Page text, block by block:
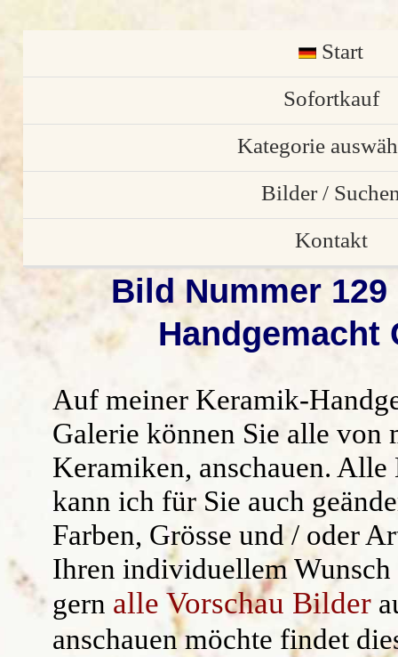
Start
English
Sofortkauf
Kategorie
Osterschmuck
individuelle
Kantenhocker
Uhren /
Bilder /
Bilder von
Bilder Galerie
alle Vorschau
Kontakt
Anfrage/
Impressum
Widerruf/
Bild Nummer
Handgemacht
Auf meiner Keramik-
Galerie können Sie alle von
Keramiken, anschauen. Alle
kann ich für Sie auch
Farben, Grösse und / oder
Ihren individuellem Wunsch
gern alle Vorschau Bilder
anschauen möchte findet